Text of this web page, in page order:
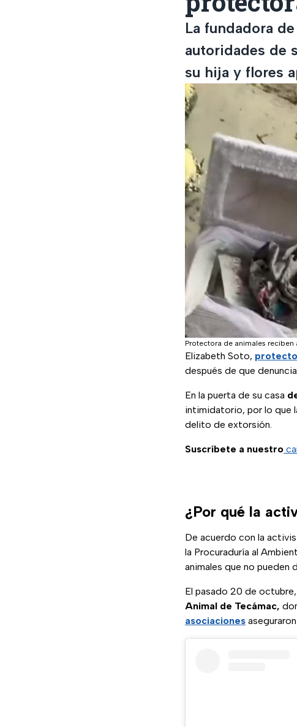
La fundadora
autoridades de
su hija y flores
Protectora de animales reciben
Elizabeth Soto,
después de que
En la puerta de su casa
intimidatorio, por lo que
delito de extorsión.
Suscríbete a nuestro
¿Por qué la
De acuerdo con la
la Procuraduría al
animales que no pueden
El pasado 20 de
Animal de Tecámac,
asociaciones